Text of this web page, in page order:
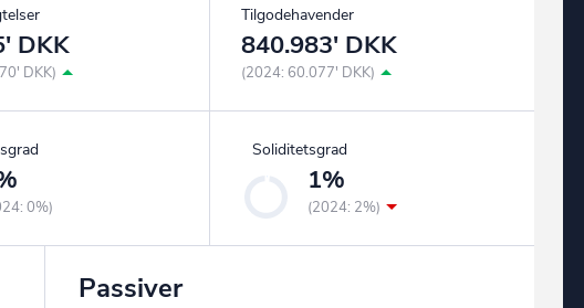
DKK
DKK)
Tilgodehavender
840.983' DKK
(2024: 60.077' DKK)
0%)
Soliditetsgrad
1%
(2024: 2%)
Passiver